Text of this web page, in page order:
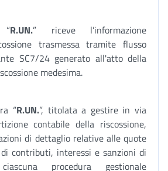
“R.UN.” riceve l’informazione
trasmessa tramite flusso
SC7/24 generato all'atto della
medesima.
“R.UN.”, titolata a gestire in via
contabile della riscossione,
di dettaglio relative alle quote
contributi, interessi e sanzioni di
procedura gestionale